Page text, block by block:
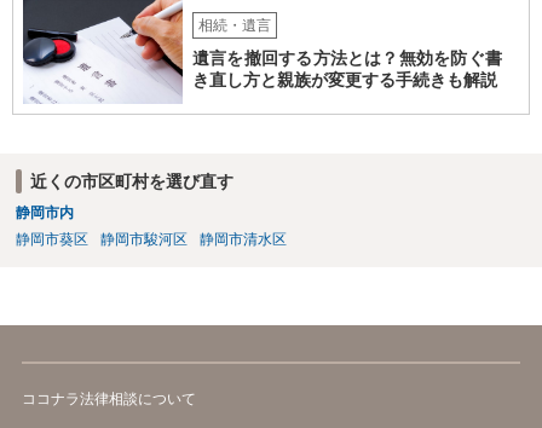
相続・遺言
遺言を撤回する方法とは？無効を防ぐ書
き直し方と親族が変更する手続きも解説
近くの市区町村を選び直す
静岡市内
静岡市葵区
静岡市駿河区 静岡市清水区
ココナラ法律相談について